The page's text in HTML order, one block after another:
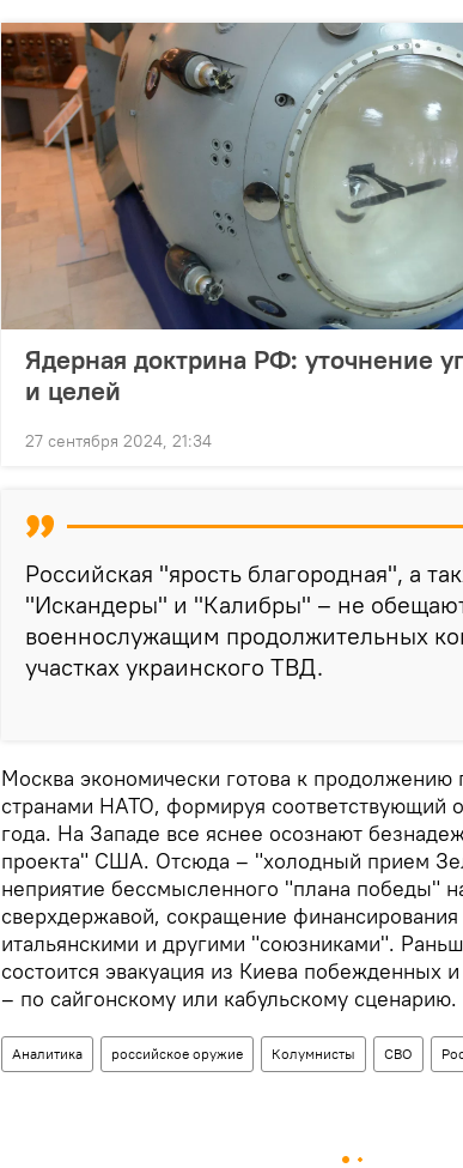
Ядерная доктрина РФ: уточнение
и целей
27 сентября 2024, 21:34
Российская "ярость благородная", а
"Искандеры" и "Калибры" – не
военнослужащим продолжительных
участках украинского ТВД.
Москва экономически готова к продолжению
странами НАТО, формируя соответствующий
года. На Западе все яснее осознают
проекта" США. Отсюда – "холодный прием
неприятие бессмысленного "плана победы"
сверхдержавой, сокращение
итальянскими и другими "союзниками".
состоится эвакуация из Киева побежденных
– по сайгонскому или кабульскому сценарию.
Аналитика российское оружие Колумнисты СВО